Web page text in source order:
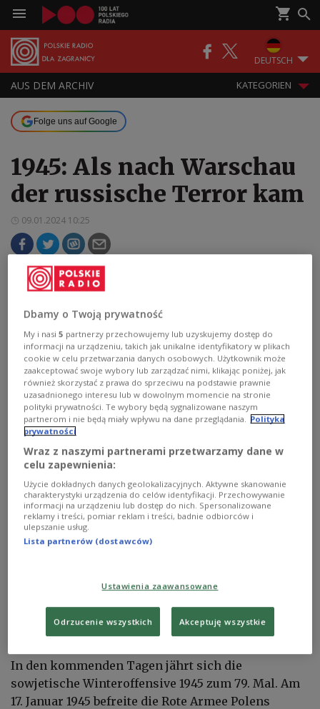
DEUTSCH
AUS DEM ARCHIV KATEGORIEN
Folge uns auf Google
1945: Als nach Warschau
der russische Terror kam
09.01.2024 10:25
Zu kommunistischen Zeiten wurde der 17. Januar
immer als die Befreiung Warschaus gefeiert. In
Wirklichkeit kam mit der sogenannten
"Befreiung" der russische Terror.
AUDIO 1
 14'06
1945: Als nach Warschau der russische Terror kam
Warsaw in 1945 National Digital Archive / nac.gov.pl
In den kommenden Tagen jährt sich die
sowjetische Winteroffensive 1945 zum 79. Mal. Am
17. Januar 1945 befreite die Rote Armee Polens
Dbamy o Twoją prywatność
My i nasi5 partnerzy przechowujemy lub uzyskujemy dostęp do
informacji na urządzeniu, takich jak unikalne identyfikatory w plikach
cookie w celu przetwarzania danych osobowych. Użytkownik może
zaakceptować swoje wybory lub zarządzać nimi, klikając poniżej, jak
również skorzystać z prawa do sprzeciwu na podstawie prawnie
uzasadnionego interesu lub w dowolnym momencie na stronie
polityki prywatności. Te wybory będą sygnalizowane naszym
partnerom i nie będą miały wpływu na dane przeglądania.
Polityka
prywatności
Wraz z naszymi partnerami przetwarzamy dane w
celu zapewnienia:
Użycie dokładnych danych geolokalizacyjnych. Aktywne skanowanie
charakterystyki urządzenia do celów identyfikacji. Przechowywanie
informacji na urządzeniu lub dostęp do nich. Spersonalizowane
reklamy i treści, pomiar reklam i treści, badnie odbiorców i
ulepszanie usług.
Lista partnerów (dostawców)
Ustawienia zaawansowane
Odrzucenie wszystkich Akceptuję wszystkie